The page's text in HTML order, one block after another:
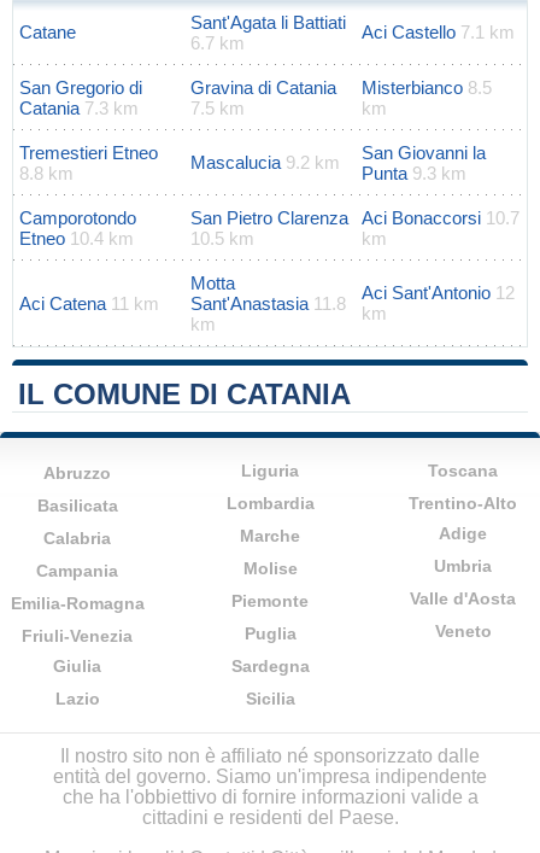
Catane
Sant'Agata li Battiati
6.7 km
Aci Castello 7.1 km
San Gregorio di
Catania 7.3 km
Gravina di Catania
7.5 km
Misterbianco 8.5
km
Tremestieri Etneo
8.8 km
Mascalucia 9.2 km
San Giovanni la
Punta 9.3 km
Camporotondo
Etneo 10.4 km
San Pietro Clarenza
10.5 km
Aci Bonaccorsi 10.7
km
Aci Catena 11 km
Motta
Sant'Anastasia 11.8
km
Aci Sant'Antonio 12
km
IL COMUNE DI CATANIA
Abruzzo
Basilicata
Calabria
Campania
Emilia-Romagna
Friuli-Venezia
Giulia
Lazio
Liguria
Lombardia
Marche
Molise
Piemonte
Puglia
Sardegna
Sicilia
Toscana
Trentino-Alto
Adige
Umbria
Valle d'Aosta
Veneto
Il nostro sito non è affiliato né sponsorizzato dalle
entità del governo. Siamo un'impresa indipendente
che ha l'obbiettivo di fornire informazioni valide a
cittadini e residenti del Paese.